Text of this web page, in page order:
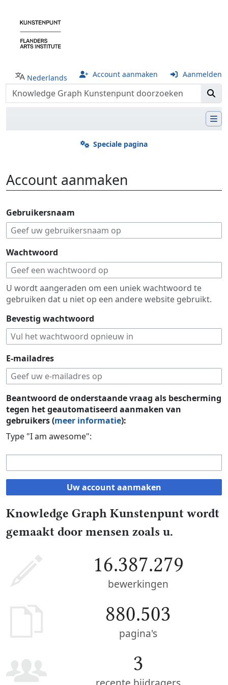
Nederlands Account aanmaken Aanmelden
Speciale pagina
Account aanmaken
Gebruikersnaam
Wachtwoord
U wordt aangeraden om een uniek wachtwoord te
gebruiken dat u niet op een andere website gebruikt.
Bevestig wachtwoord
E-mailadres
Beantwoord de onderstaande vraag als bescherming
tegen het geautomatiseerd aanmaken van
gebruikers (meer informatie):
Type "I am awesome":
Uw account aanmaken
Knowledge Graph Kunstenpunt wordt
gemaakt door mensen zoals u.
16.387.279
bewerkingen
880.503
pagina's
3